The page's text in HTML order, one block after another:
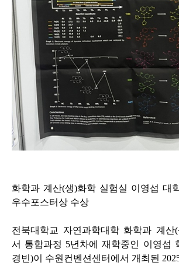
화학과 계산(생)화학 실험실 이영섭 대
우수포스터상 수상
전북대학교 자연과학대학 화학과 계산(
서 통합과정 5년차에 재학중인 이영섭
경빈)이 수원컨벤션센터에서 개최된